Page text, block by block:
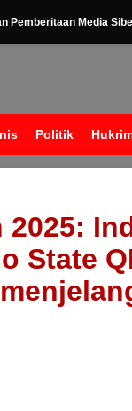
Pemberitaan Media
Politik
2025:
State